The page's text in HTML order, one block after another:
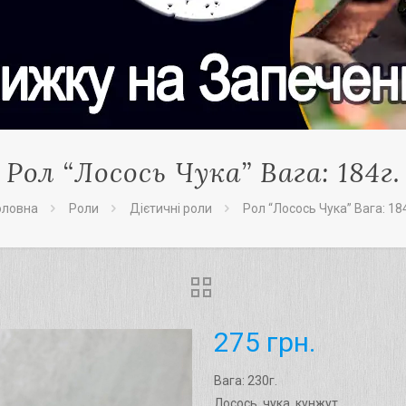
Рол “Лосось Чука” Вага: 184г.
Роли Дієтичні роли Рол “Лосось Чука” Вага:
275 грн.
Вага: 230г.